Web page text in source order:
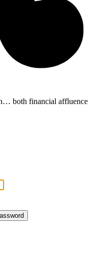
both financial affluence